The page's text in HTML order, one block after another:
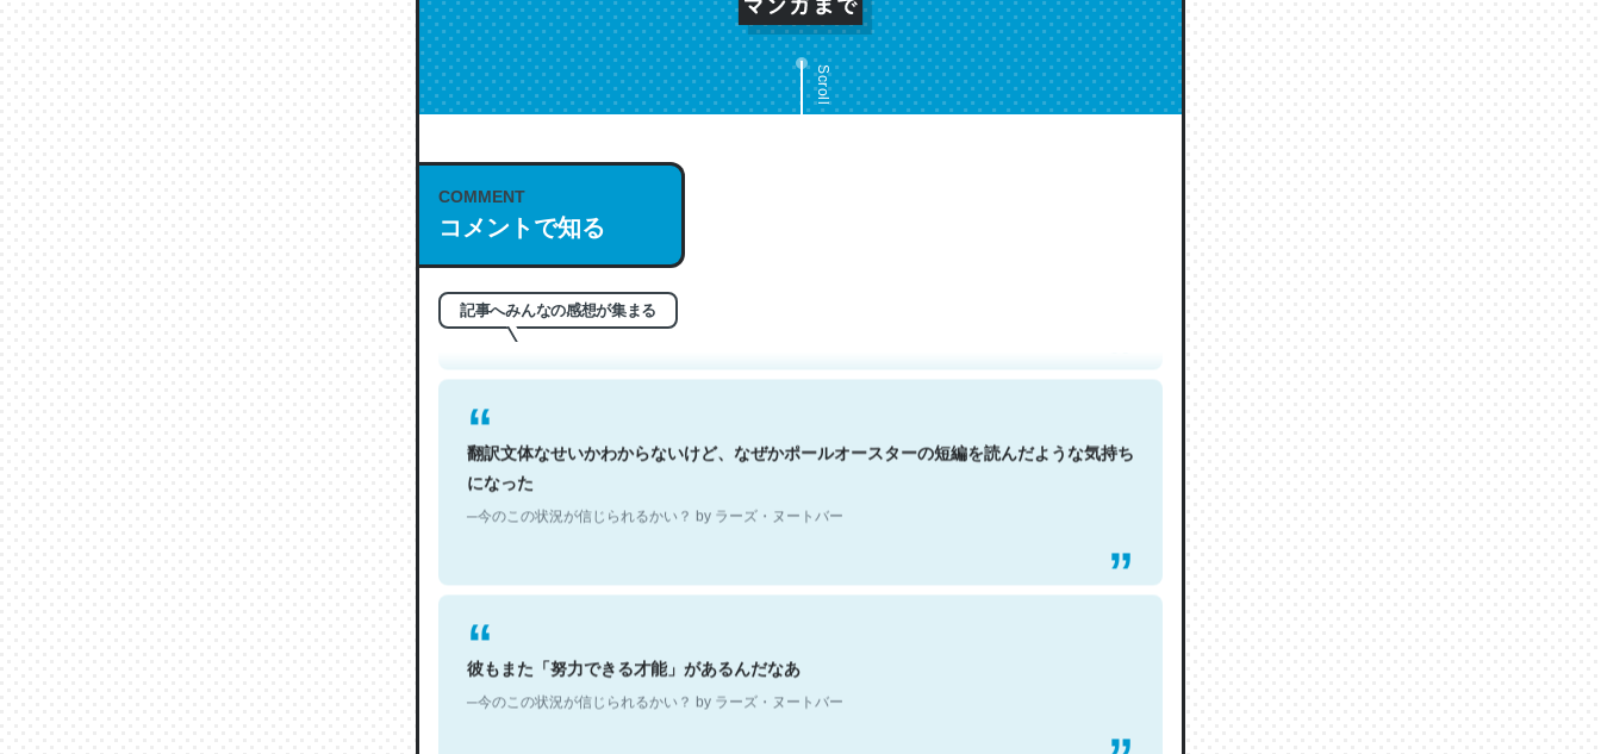
Scroll
COMMENT
コメントで知る
記事へみんなの感想が集まる
これは名文。彼はとてもクレバーなんだろうなと凄く思う。英語少しでも読める人は原文
もお勧め。自分はこの流れ好き。Let’s Fucking Go. Then Covid hit. Shit.
翻訳文体なせいかわからないけど、なぜかポールオースターの短編を読んだような気持ち
になった
─今のこの状況が信じられるかい？ by ラーズ・ヌートバー
彼もまた「努力できる才能」があるんだなあ
─今のこの状況が信じられるかい？ by ラーズ・ヌートバー